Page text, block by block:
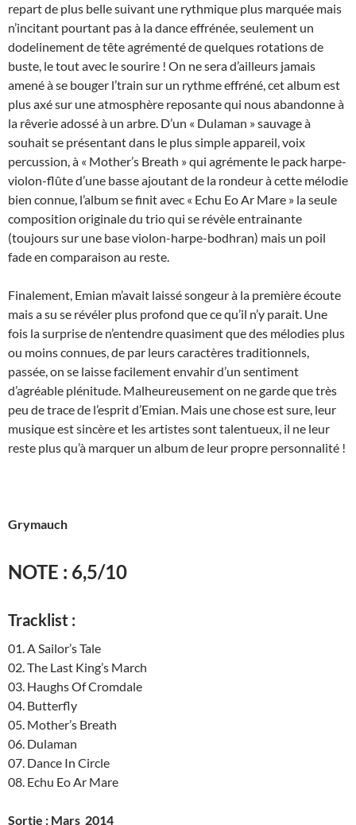
repart de plus belle suivant une rythmique plus marquée mais
n’incitant pourtant pas à la dance effrénée, seulement un
dodelinement de tête agrémenté de quelques rotations de
buste, le tout avec le sourire ! On ne sera d’ailleurs jamais
amené à se bouger l’train sur un rythme effréné, cet album est
plus axé sur une atmosphère reposante qui nous abandonne à
la rêverie adossé à un arbre. D’un « Dulaman » sauvage à
souhait se présentant dans le plus simple appareil, voix
percussion, à « Mother’s Breath » qui agrémente le pack harpe-
violon-flûte d’une basse ajoutant de la rondeur à cette mélodie
bien connue, l’album se finit avec « Echu Eo Ar Mare » la seule
composition originale du trio qui se révèle entrainante
(toujours sur une base violon-harpe-bodhran) mais un poil
fade en comparaison au reste.
Finalement, Emian m’avait laissé songeur à la première écoute
mais a su se révéler plus profond que ce qu’il n’y parait. Une
fois la surprise de n’entendre quasiment que des mélodies plus
ou moins connues, de par leurs caractères traditionnels,
passée, on se laisse facilement envahir d’un sentiment
d’agréable plénitude. Malheureusement on ne garde que très
peu de trace de l’esprit d’Emian. Mais une chose est sure, leur
musique est sincère et les artistes sont talentueux, il ne leur
reste plus qu’à marquer un album de leur propre personnalité !
Grymauch
NOTE : 6,5/10
Tracklist :
01. A Sailor’s Tale
02. The Last King’s March
03. Haughs Of Cromdale
04. Butterfly
05. Mother’s Breath
06. Dulaman
07. Dance In Circle
08. Echu Eo Ar Mare
Sortie : Mars 2014